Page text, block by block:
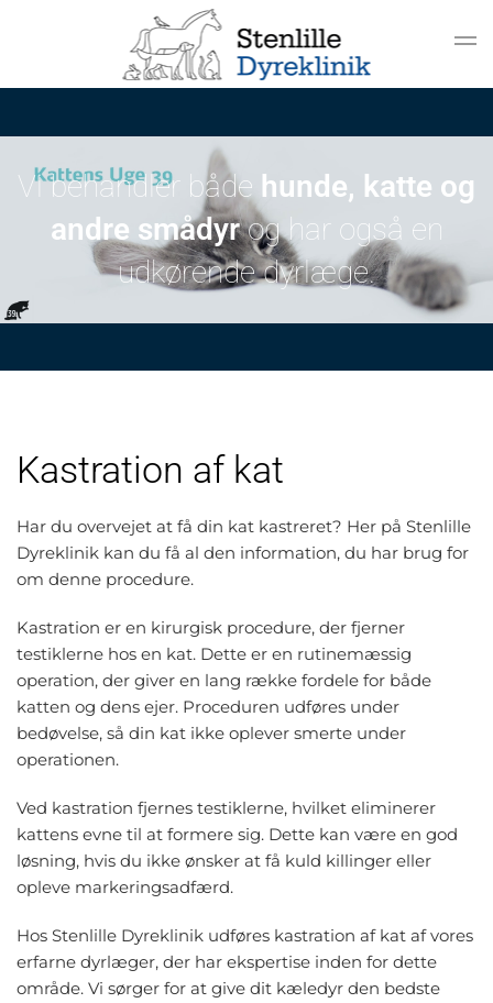
Gå til hovedindhold
Vi behandler både hunde, katte og
andre smådyrog har også en
udkørende dyrlæge.
Kastration af kat
Har du overvejet at få din kat kastreret? Her på Stenlille
Dyreklinik kan du få al den information, du har brug for
om denne procedure.
Kastration er en kirurgisk procedure, der fjerner
testiklerne hos en kat. Dette er en rutinemæssig
operation, der giver en lang række fordele for både
katten og dens ejer. Proceduren udføres under
bedøvelse, så din kat ikke oplever smerte under
operationen.
Ved kastration fjernes testiklerne, hvilket eliminerer
kattens evne til at formere sig. Dette kan være en god
løsning, hvis du ikke ønsker at få kuld killinger eller
opleve markeringsadfærd.
Hos Stenlille Dyreklinik udføres kastration af kat af vores
erfarne dyrlæger, der har ekspertise inden for dette
område. Vi sørger for at give dit kæledyr den bedste